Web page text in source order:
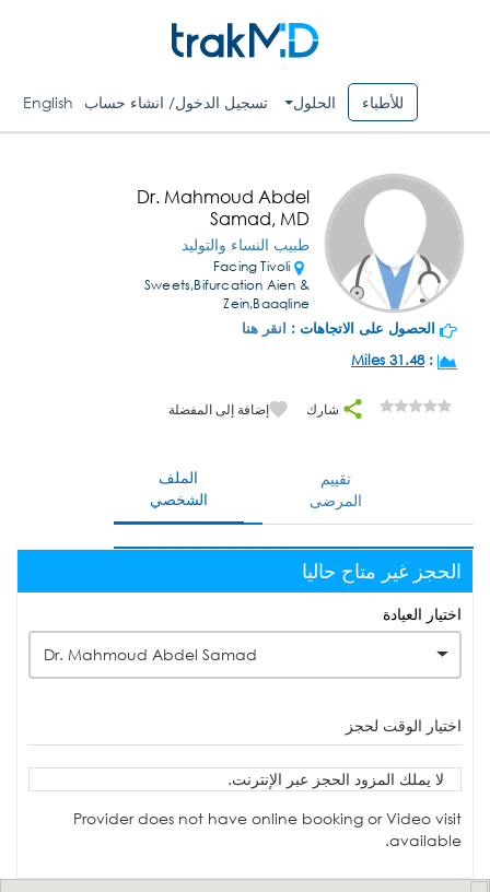
للأطباء الحلول تسجيل الدخول/ انشاء حساب English
Dr. Mahmoud Abdel
Samad, MD
طبيب النساء والتوليد
Facing Tivoli
Sweets,Bifurcation Aien &
Zein,Baaqline
الحصول على الاتجاهات : انقر هنا
:
31.48 Miles
شارك إضافة إلى المفضلة
الملف
الشخصي
تقييم
المرضى
الحجز غير متاح حاليا
اختيار العيادة
Dr. Mahmoud Abdel Samad
اختيار الوقت لحجز
لا يملك المزود الحجز عبر الإنترنت.
Provider does not have online booking or Video visit
available.